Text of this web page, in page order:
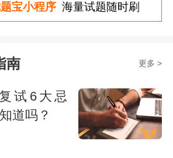
宝小程序海量试题随时刷
南 更多 >
试6大忌
道吗？